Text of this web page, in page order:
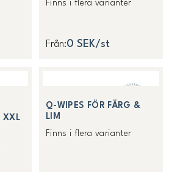
Finns i flera varianter
Från:0 SEK/st
XXL
Q-WIPES FÖR FÄRG &
LIM
Finns i flera varianter